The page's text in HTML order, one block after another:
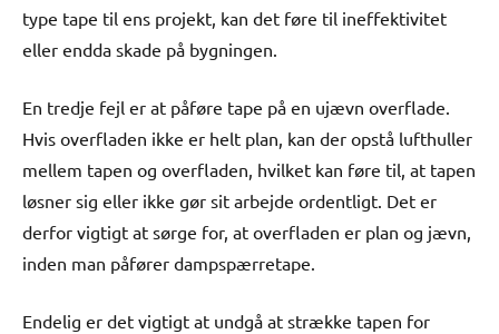
type tape til ens projekt, kan det føre til ineffektivitet
eller endda skade på bygningen.
En tredje fejl er at påføre tape på en ujævn overflade.
Hvis overfladen ikke er helt plan, kan der opstå lufthuller
mellem tapen og overfladen, hvilket kan føre til, at tapen
løsner sig eller ikke gør sit arbejde ordentligt. Det er
derfor vigtigt at sørge for, at overfladen er plan og jævn,
inden man påfører dampspærretape.
Endelig er det vigtigt at undgå at strække tapen for